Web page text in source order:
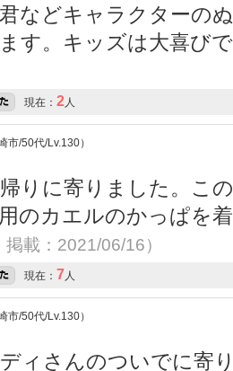
などキャラクターの
す。キッズは大喜び
現在： 2人
市/50代/Lv.130）
りに寄りました。こ
のカエルのかっぱを
載：2021/06/16）
現在： 7人
市/50代/Lv.130）
ィさんのついでに寄